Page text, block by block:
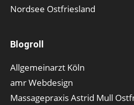
Nordsee Ostfriesland
Blogroll
Allgemeinarzt Köln
amr Webdesign
Massagepraxis Astrid Mull